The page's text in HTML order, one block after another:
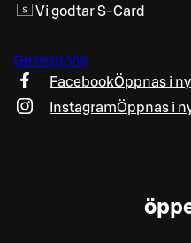
Vi godtar S-Card
Ge respons
FacebookÖppnas i
InstagramÖppnas i